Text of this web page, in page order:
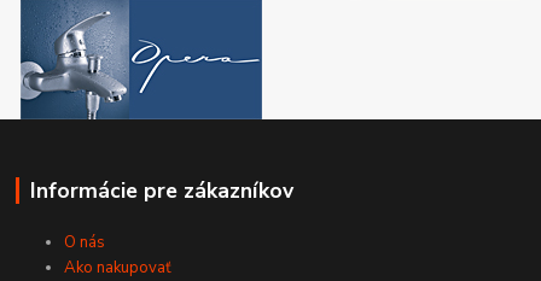
Informácie pre zákazníkov
O nás
Ako nakupovať